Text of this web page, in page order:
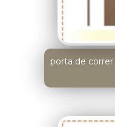
porta de